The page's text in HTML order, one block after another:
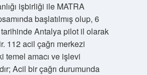
işbirliği ile MATRA
başlatılmış olup, 6
Antalya pilot il olarak
112 acil çağrı merkezi
temel amacı ve işlevi
Acil bir çağrı durumunda